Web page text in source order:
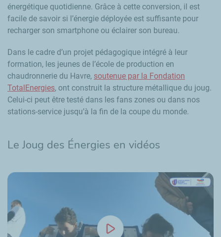
énergétique quotidienne. Grâce à cette conversion, il est
facile de savoir si l’énergie déployée est suffisante pour
recharger son smartphone ou éclairer son bureau.
Dans le cadre d’un projet pédagogique intégré à leur
formation, les jeunes de l’école de production en
chaudronnerie du Havre, soutenue par la Fondation
TotalEnergies, ont construit la structure métallique du joug.
Celui-ci peut être testé dans les fans zones ou dans nos
stations-service jusqu’à la fin de la coupe du monde.
Le Joug des Énergies en vidéos